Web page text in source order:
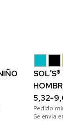
SOL'S®
5,32-
Pedido
Se envía